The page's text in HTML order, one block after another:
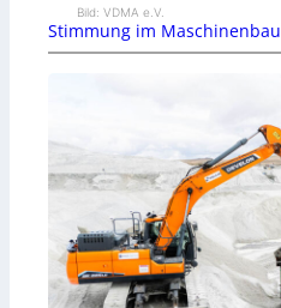
Bild: VDMA e.V.
Stimmung im Maschinenbau